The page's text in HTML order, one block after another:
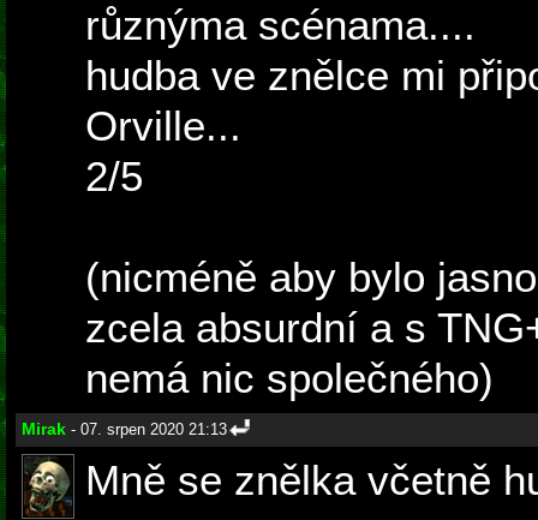
různýma scénama....
hudba ve znělce mi
Orville...
2/5
(nicméně aby bylo
zcela absurdní a s
nemá nic společného)
Mirak - 07. srpen 2020 21:13
Mně se znělka včetně